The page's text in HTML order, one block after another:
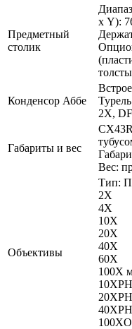
Предметный
столик
х Y):
Конденсор Аббе
2X,
Габариты и вес
Вес:
Объективы
Тип:
2X
4X
10X
20X
40X
60X
100X
10XPH
20XPH
40XPH